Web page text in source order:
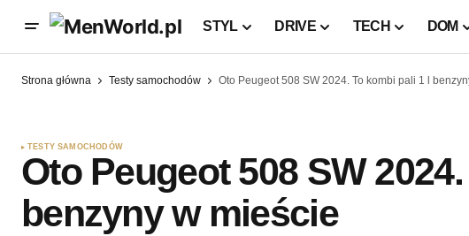
STYL DRIVE TECH DOM
Strona główna Testy samochodów Oto Peugeot 508 SW 2024. To kombi pali 1 l
TESTY SAMOCHODÓW
Oto Peugeot 508 SW
benzyny w mieście